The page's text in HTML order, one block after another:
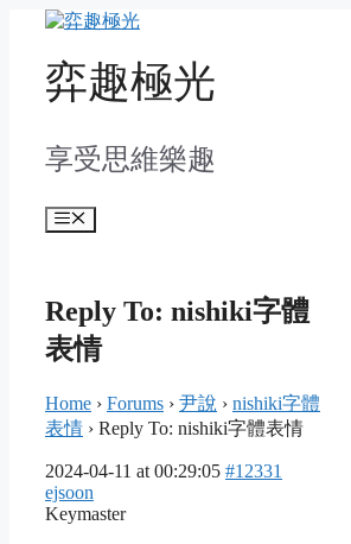
content弈趣極光
享受思維樂趣
Menu
Reply To: nishiki字體
表情
Home › Forums › 尹說 › nishiki字體
表情 › Reply To: nishiki字體表情
2024-04-11 at 00:29:05 #12331
ejsoon
Keymaster